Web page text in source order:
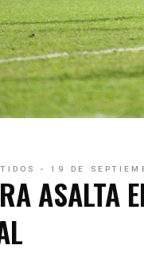
19 DE
ASALTA